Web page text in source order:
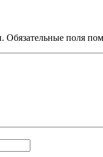
Обязательные поля